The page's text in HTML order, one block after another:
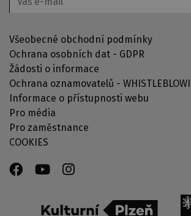
Všeobecné obchodní podmínky
Ochrana osobních dat - GDPR
Žádosti o informace
Ochrana oznamovatelů -
Informace o přístupnosti webu
Pro média
Pro zaměstnance
COOKIES